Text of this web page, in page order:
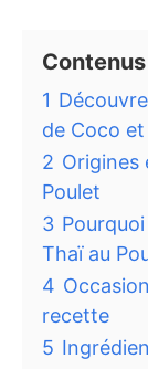
Contenus
1
de Coco
2 Origines
Poulet
3
Thaï au
4
recette
5